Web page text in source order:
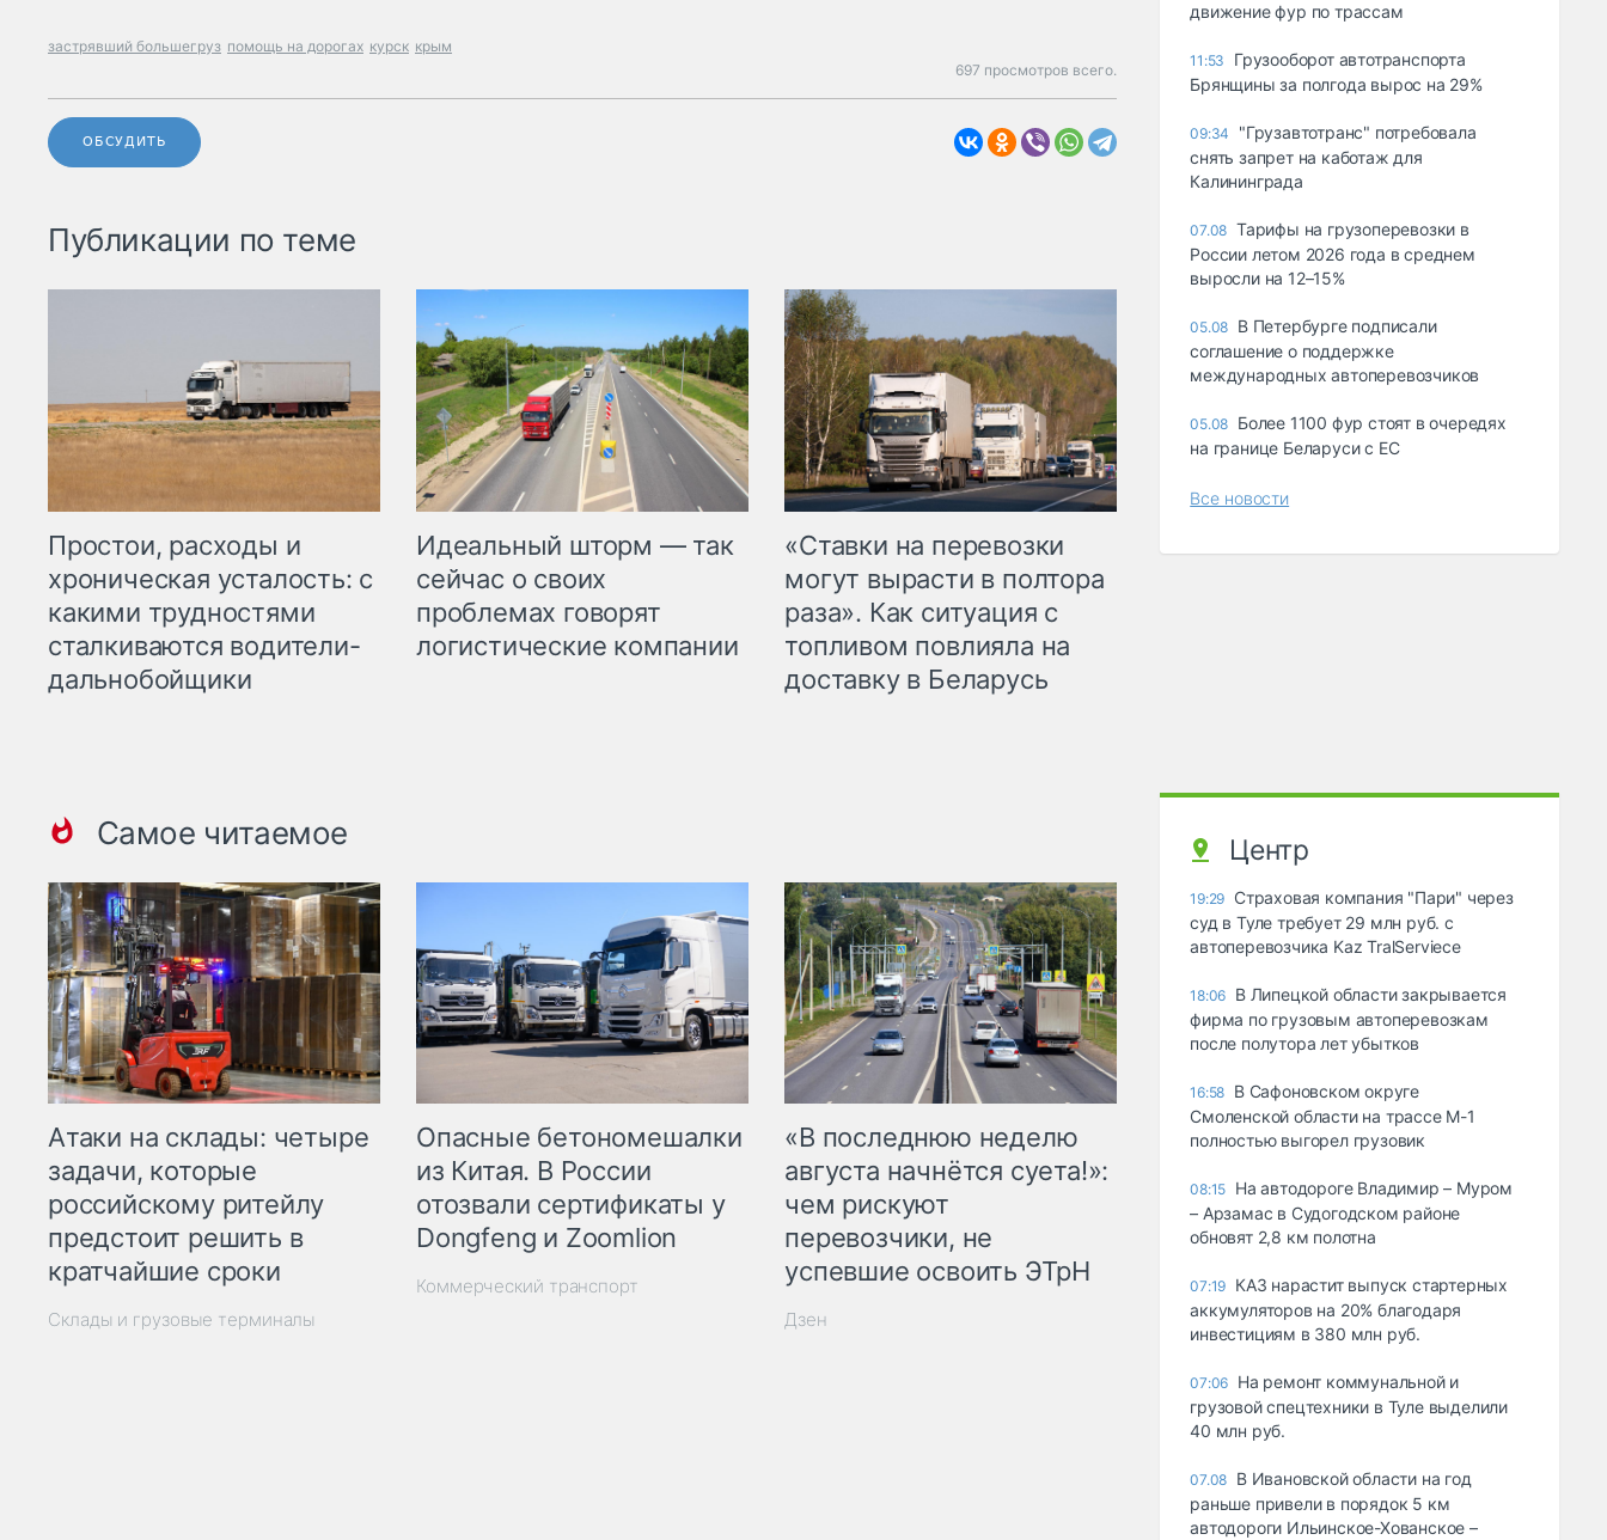
застрявший большегруз помощь на дорогах курск крым
697 просмотров всего.
ОБСУДИТЬ
Публикации по теме
Простои, расходы и
хроническая усталость: с
какими трудностями
сталкиваются водители-
дальнобойщики
Идеальный шторм — так
сейчас о своих
проблемах говорят
логистические компании
«Ставки на перевозки
могут вырасти в полтора
раза». Как ситуация с
топливом повлияла на
доставку в Беларусь
Самое читаемое
Атаки на склады: четыре
задачи, которые
российскому ритейлу
предстоит решить в
кратчайшие сроки
Склады и грузовые терминалы
Опасные бетономешалки
из Китая. В России
отозвали сертификаты у
Dongfeng и Zoomlion
Коммерческий транспорт
«В последнюю неделю
августа начнётся суета!»:
чем рискуют
перевозчики, не
успевшие освоить ЭТрН
Дзен
движение фур по трассам
11:53
Грузооборот автотранспорта
Брянщины за полгода вырос на 29%
09:34
"Грузавтотранс" потребовала
снять запрет на каботаж для
Калининграда
07.08 Тарифы на грузоперевозки в
России летом 2026 года в среднем
выросли на 12–15%
05.08 В Петербурге подписали
соглашение о поддержке
международных автоперевозчиков
05.08 Более 1100 фур стоят в очередях
на границе Беларуси с ЕС
Все новости
Центр
19:29 Страховая компания "Пари" через
суд в Туле требует 29 млн руб. с
автоперевозчика Kaz TralServiece
18:06 В Липецкой области закрывается
фирма по грузовым автоперевозкам
после полутора лет убытков
16:58 В Сафоновском округе
Смоленской области на трассе М-1
полностью выгорел грузовик
08:15 На автодороге Владимир – Муром
– Арзамас в Судогодском районе
обновят 2,8 км полотна
07:19 КАЗ нарастит выпуск стартерных
аккумуляторов на 20% благодаря
инвестициям в 380 млн руб.
07:06 На ремонт коммунальной и
грузовой спецтехники в Туле выделили
40 млн руб.
07.08 В Ивановской области на год
раньше привели в порядок 5 км
автодороги Ильинское-Хованское –